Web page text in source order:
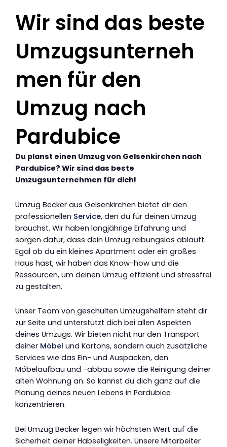
Wir sind das beste
Umzugsunterneh
men für den
Umzug nach
Pardubice
Du planst einen Umzug von Gelsenkirchen nach
Pardubice? Wir sind das beste
Umzugsunternehmen für dich!
Umzug Becker aus Gelsenkirchen bietet dir den
professionellen Service, den du für deinen Umzug
brauchst. Wir haben langjährige Erfahrung und
sorgen dafür, dass dein Umzug reibungslos abläuft.
Egal ob du ein kleines Apartment oder ein großes
Haus hast, wir haben das Know-how und die
Ressourcen, um deinen Umzug effizient und stressfrei
zu gestalten.
Unser Team von geschulten Umzugshelfern steht dir
zur Seite und unterstützt dich bei allen Aspekten
deines Umzugs. Wir bieten nicht nur den Transport
deiner Möbel und Kartons, sondern auch zusätzliche
Services wie das Ein- und Auspacken, den
Möbelaufbau und -abbau sowie die Reinigung deiner
alten Wohnung an. So kannst du dich ganz auf die
Planung deines neuen Lebens in Pardubice
konzentrieren.
Bei Umzug Becker legen wir höchsten Wert auf die
Sicherheit deiner Habseligkeiten. Unsere Mitarbeiter